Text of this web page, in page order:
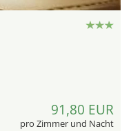
91,80 EUR
pro Zimmer und Nacht